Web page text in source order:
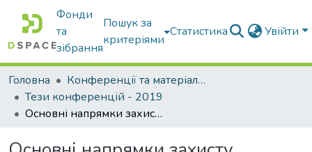
Фонди
та
зібрання
Пошук за
критеріями
Статистика Увійти
Головна
Конференції та матеріали конференцій
Тези конференцій - 2019
Основні напрямки захисту автомобільних перевізників від необгрунтованої відповідальності в країнах ЄС